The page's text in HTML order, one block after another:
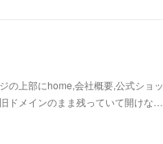
の上部にhome,会社概要,公式ショッ
ドメインのまま残っていて開けな…